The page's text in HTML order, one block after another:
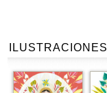
ILUSTRACIONES